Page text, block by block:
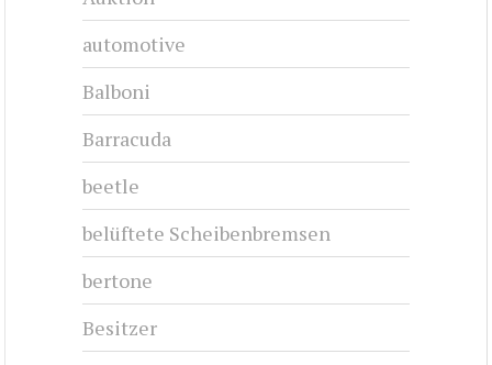
automotive
Balboni
Barracuda
beetle
belüftete Scheibenbremsen
bertone
Besitzer